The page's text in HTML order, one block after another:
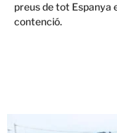
preus de tot Espanya
contenció.